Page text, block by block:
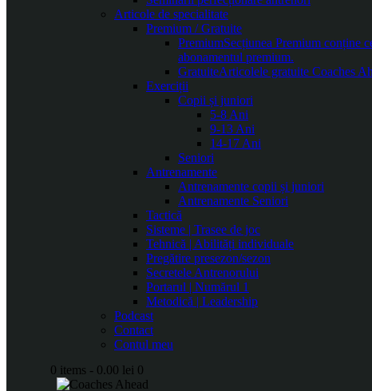
Articole de specialitate
Premium / Gratuite
PremiumSecțiunea Premium conține
abonamentul premium.
GratuiteArticolele gratuite Coaches
Exerciții
Copii și juniori
5-8 Ani
9-13 Ani
14-17 Ani
Seniori
Antrenamente
Antrenamente copii și juniori
Antrenamente Seniori
Tactică
Sisteme | Trasee de joc
Tehnică | Abilități individuale
Pregătire presezon/sezon
Secretele Antrenorului
Portarul | Numărul 1
Metodică | Leadership
Podcast
Contact
Contul meu
0 items - 0.00 lei 0